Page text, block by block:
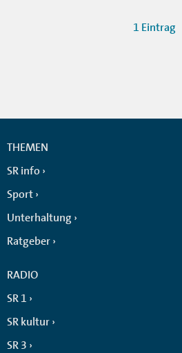
1 Eintrag
THEMEN
SR info
Sport
Unterhaltung
Ratgeber
RADIO
SR 1
SR kultur
SR 3